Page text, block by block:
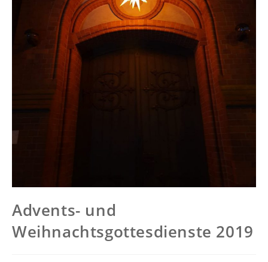
Advents- und
Weihnachtsgottesdienste 2019